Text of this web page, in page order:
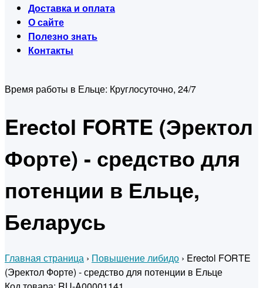
Доставка и оплата
О сайте
Полезно знать
Контакты
Время работы в Ельце: Круглосуточно, 24/7
Erectol FORTE (Эректол
Форте) - средство для
потенции в Ельце,
Беларусь
Главная страница › Повышение либидо › Erectol FORTE
(Эректол Форте) - средство для потенции в Ельце